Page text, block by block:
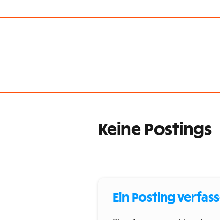
Keine Postings
Ein Posting